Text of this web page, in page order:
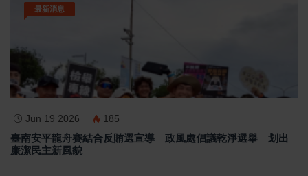
最新消息
Jun 19 2026 185
臺南安平龍舟賽結合反賄選宣導 政風處倡議乾淨選舉 划出
廉潔民主新風貌